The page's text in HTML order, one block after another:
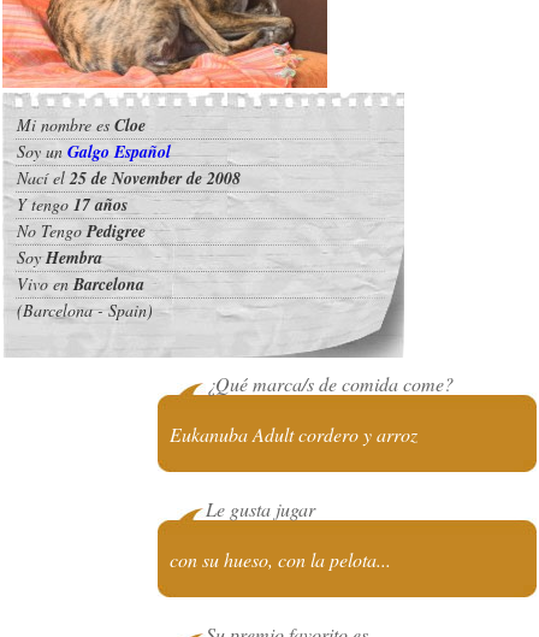
Mi nombre es Cloe
Soy un Galgo Español
Nací el25 de November de 2008
Y tengo 17 años
No TengoPedigree
SoyHembra
Vivo enBarcelona
(Barcelona - Spain)
¿Qué marca/s de comida come?
Eukanuba Adult cordero y arroz
Le gusta jugar
con su hueso, con la pelota...